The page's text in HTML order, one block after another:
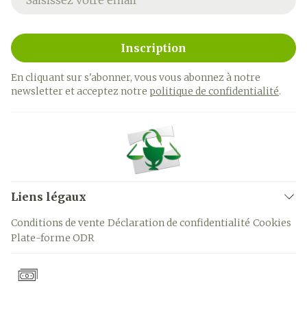
Inscription
En cliquant sur s'abonner, vous vous abonnez à notre
newsletter et acceptez notre politique de confidentialité.
Liens légaux
Conditions de vente Déclaration de confidentialité Cookies
Plate-forme ODR